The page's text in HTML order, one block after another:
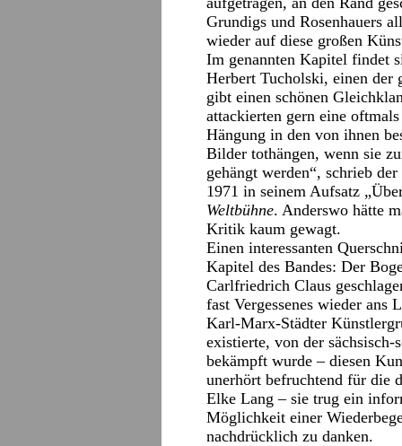
Grundigs und Rosenhauers
wieder auf diese großen
Im genannten Kapitel findet
Herbert Tucholski, einen der
gibt einen schönen
attackierten gern eine
Hängung in den von ihnen
Bilder tothängen, wenn sie
gehängt werden“, schrieb
1971 in seinem Aufsatz
Weltbühne. Anderswo hätte
Kritik kaum gewagt.
Einen interessanten
Kapitel des Bandes: Der
Carlfriedrich Claus
fast Vergessenes wieder
Karl-Marx-Städter
existierte, von der
bekämpft wurde – diesen
unerhört befruchtend für die
Elke Lang – sie trug ein
Möglichkeit einer
nachdrücklich zu danken.